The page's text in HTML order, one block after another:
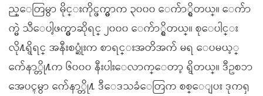
ည္ေတြမွာ မိုင္းကိုင္ဖက္မွာက ၃၀၀၀ ေက်ာ္ရွိတယ္။ ေက်ာ
က္မဲ သီေပါ့ဖက္မွာဆိုရင္ ၂၀၀၀ ေက်ာ္ရွိတယ္။ စုေပါင္း
လို႔ရွိရင္ အနီးစပ္ဆုံးက စာရင္းအတိအက် မရ ေပမယ့္
က်ေနာ္တို႔က ၆၀၀၀ နီးပါးေလာက္ေတာ့ ရွိတယ္။ ဒီဥစၥာ
အေပၚမွာ က်ေနာ္တို႔ ဒီေဒသခံေတြက စစ္ေျပး ဒုကၡ